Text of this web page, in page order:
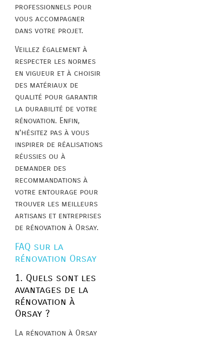
professionnels pour
vous accompagner
dans votre projet.
Veillez également à
respecter les normes
en vigueur et à choisir
des matériaux de
qualité pour garantir
la durabilité de votre
rénovation. Enfin,
n’hésitez pas à vous
inspirer de réalisations
réussies ou à
demander des
recommandations à
votre entourage pour
trouver les meilleurs
artisans et entreprises
de rénovation à Orsay.
FAQ sur la
rénovation Orsay
1. Quels sont les
avantages de la
rénovation à
Orsay ?
La rénovation à Orsay